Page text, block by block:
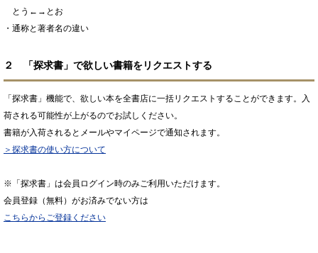
とう←→とお
・通称と著者名の違い
２ 「探求書」で欲しい書籍をリクエストする
「探求書」機能で、欲しい本を全書店に一括リクエストすることができます。入
荷される可能性が上がるのでお試しください。
書籍が入荷されるとメールやマイページで通知されます。
＞探求書の使い方について
※「探求書」は会員ログイン時のみご利用いただけます。
会員登録（無料）がお済みでない方は
こちらからご登録ください